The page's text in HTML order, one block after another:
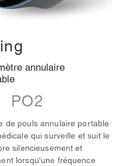
annulaire
PO2
de pouls annulaire portable
qui surveille et suit le
silencieusement et
lorsqu'une fréquence